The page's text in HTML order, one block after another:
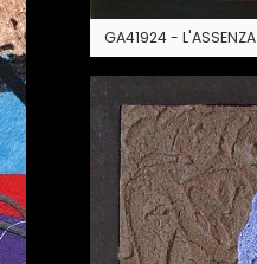
GA41924 -